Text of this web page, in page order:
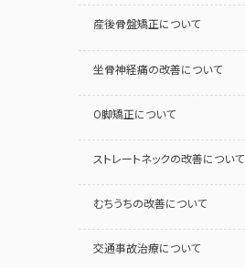
産後骨盤矯正について
坐骨神経痛の改善について
O脚矯正について
ストレートネックの改善について
むちうちの改善について
交通事故治療について